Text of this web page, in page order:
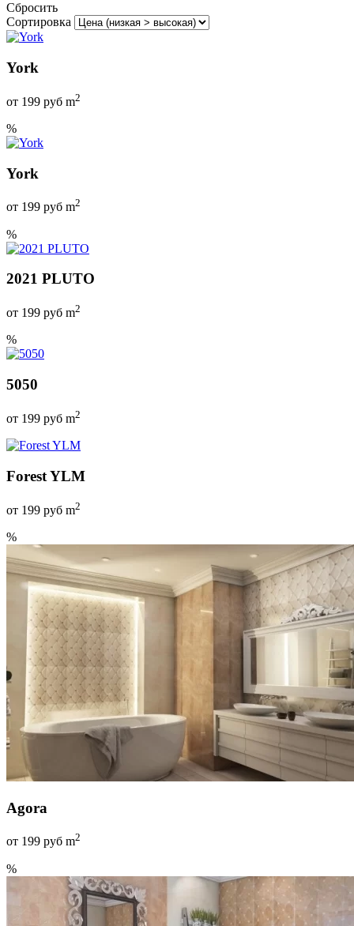
Сбросить
Сортировка
York
от 199 руб m2
%
York
от 199 руб m2
%
2021 PLUTO
от 199 руб m2
%
5050
от 199 руб m2
Forest YLM
от 199 руб m2
%
Agora
от 199 руб m2
%